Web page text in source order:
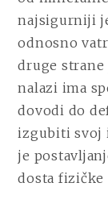
najsigurniji
odnosno
druge strane
nalazi ima
dovodi do
izgubiti svoj
je
dosta fizičke